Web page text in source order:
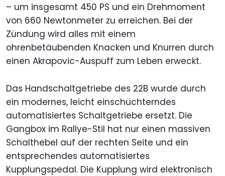
– um insgesamt 450 PS und ein Drehmoment
von 660 Newtonmeter zu erreichen. Bei der
Zündung wird alles mit einem
ohrenbetäubenden Knacken und Knurren durch
einen Akrapovic-Auspuff zum Leben erweckt.
Das Handschaltgetriebe des 22B wurde durch
ein modernes, leicht einschüchterndes
automatisiertes Schaltgetriebe ersetzt. Die
Gangbox im Rallye-Stil hat nur einen massiven
Schalthebel auf der rechten Seite und ein
entsprechendes automatisiertes
Kupplungspedal. Die Kupplung wird elektronisch